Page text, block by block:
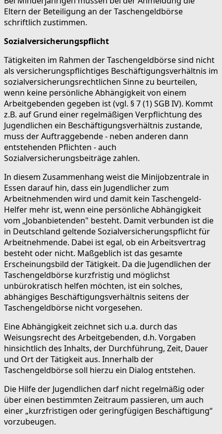
Eltern der Beteiligung an der Taschengeldbörse
schriftlich zustimmen.
Sozialversicherungspflicht
Tätigkeiten im Rahmen der Taschengeldbörse sind nicht
als versicherungspflichtiges Beschäftigungsverhältnis im
sozialversicherungsrechtlichen Sinne zu beurteilen,
wenn keine persönliche Abhängigkeit von einem
Arbeitgebenden gegeben ist (vgl. § 7 (1) SGB IV). Kommt
z.B. auf Grund einer regelmäßigen Verpflichtung des
Jugendlichen ein Beschäftigungsverhältnis zustande,
muss der Auftraggebende - neben anderen dann
entstehenden Pflichten - auch
Sozialversicherungsbeiträge zahlen.
In diesem Zusammenhang weist die Minijobzentrale in
Essen darauf hin, dass ein Jugendlicher zum
Arbeitnehmenden wird und damit kein Taschengeld-
Helfer mehr ist, wenn eine persönliche Abhängigkeit
vom „Jobanbietenden" besteht. Damit verbunden ist die
in Deutschland geltende Sozialversicherungspflicht für
Arbeitnehmende. Dabei ist egal, ob ein Arbeitsvertrag
besteht oder nicht. Maßgeblich ist das gesamte
Erscheinungsbild der Tätigkeit. Da die Jugendlichen der
Taschengeldbörse kurzfristig und möglichst
unbürokratisch helfen möchten, ist ein solches,
abhängiges Beschäftigungsverhältnis seitens der
Taschengeldbörse nicht vorgesehen.
Eine Abhängigkeit zeichnet sich u.a. durch das
Weisungsrecht des Arbeitgebenden, d.h. Vorgaben
hinsichtlich des Inhalts, der Durchführung, Zeit, Dauer
und Ort der Tätigkeit aus. Innerhalb der
Taschengeldbörse soll hierzu ein Dialog entstehen.
Die Hilfe der Jugendlichen darf nicht regelmäßig oder
über einen bestimmten Zeitraum passieren, um auch
einer „kurzfristigen oder geringfügigen Beschäftigung“
vorzubeugen.